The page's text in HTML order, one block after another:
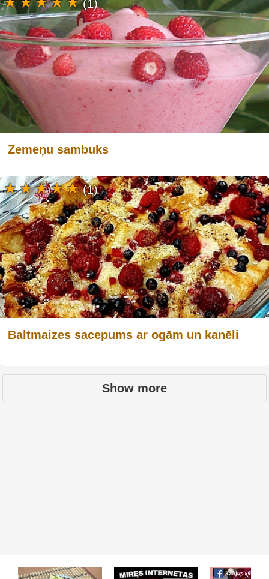
Zemeņu sambuks
(1)
Baltmaizes sacepums ar ogām un kanēli
(1)
Show more